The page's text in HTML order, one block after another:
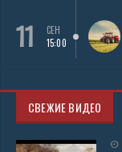
11
СЕН
15:00
СВЕЖИЕ ВИДЕО